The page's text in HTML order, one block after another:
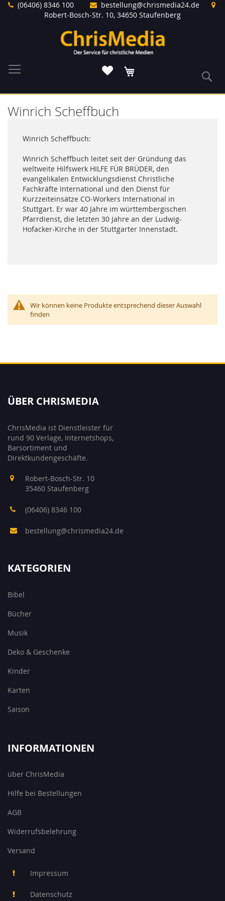
Direkt(06406) 8346 100
bestellung@chrismedia24.de
Robert-Bosch-Str. 10, 34650 Staufenberg
Winrich Scheffbuch
Winrich Scheffbuch:
Winrich Scheffbuch leitet seit der Gründung das
weltweite Hilfswerk HILFE FÜR BRÜDER, den
evangelikalen Entwicklungsdienst Christliche
Fachkräfte International und den Dienst für
Kurzzeiteinsätze CO-Workers International in
Stuttgart. Er war 40 Jahre im württembergischen
Pfarrdienst, die letzten 30 Jahre an der Ludwig-
Hofacker-Kirche in der Stuttgarter Innenstadt.
Wir können keine Produkte entsprechend dieser Auswahl
finden
ÜBER CHRISMEDIA
ChrisMedia ist Dienstleister für
rund 90 Verlage, Internetshops,
Barsortiment und
Direktkundengeschäfte.
Robert-Bosch-Str. 10
35460 Staufenberg
(06406) 8346 100
bestellung@chrismedia24.de
KATEGORIEN
Bibel
Bücher
Musik
Deko & Geschenke
Kinder
Karten
Saison
INFORMATIONEN
über ChrisMedia
Hilfe bei Bestellungen
AGB
Widerrufsbelehrung
Versand
Impressum
Datenschutz